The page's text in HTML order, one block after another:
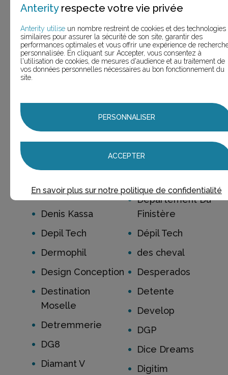
DDN Storage
Debongout
Decker
Décor Jardin
Auto/Défi Pare-
Delices De Fruits
Demak'Up
Denis Kassa
Depil Tech
Dermophil
Design Conception
Destination
Moselle
Detremmerie
DG8
Diamant V
De Dietrich
Deburck
Decopierre
Deezer
Département Du
Finistère
Dépil Tech
des cheval
Desperados
Detente
Develop
DGP
Dice Dreams
Digitim
Anterityrespecte votre vie privée
Anterity utilise un nombre restreint de cookies et des technologies
similaires pour assurer la sécurité de son site, garantir des
performances optimales et vous offrir une expérience de
personnalisée. En cliquant sur Accepter, vous consentez à
l'utilisation de cookies, de mesures d'audience et au traitement de
vos données personnelles nécessaires au bon fonctionnement du
site.
PERSONNALISER
ACCEPTER
En savoir plus sur notre politique de confidentialité